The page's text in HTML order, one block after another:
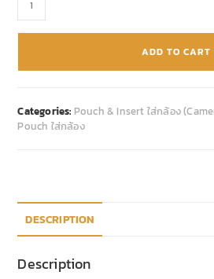
ADD TO CART
Categories: Pouch & Insert ใส่กล้อง
Pouch ใส่กล้อง
DESCRIPTION
Description